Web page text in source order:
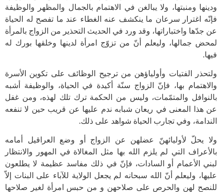
ودينها ومنبتها، ولا يبالغن في الاهتمام بالجمال والمظهر والوظيفة
فإنّه اغترار سرعان ما ينكشف عنه الغطاء عند ما تفصح له الحياة
عن جدّها واختباراتها، وقد ورد في الحديث التحذير من الزواج بالمرأة
لمحض جمالها، وليعلم أنّ من تزوّج امرأة لدينها وخلقها بورك له
فيها.
ولتحذر الفتيات وأولياؤهن من ترجيح الوظائف على تكوين الأسرة
والاهتمام بها، فإنّ الزواج سنّة أكيدة في الحياة، والوظيفة أشبه
بالنوافل والمتمّمات، وليس من الحكمة ترك تلك لهذه، ومن غفل
عن هذا المعنى في ريعان شبابه ندم عليها عن قريب حين لا تنفعه
الندامة، وفي تجارب الحياة شواهد على ذلك.
ولا يحلّ لأوليائهنّ عضلهن عن الزواج أو وضع العراقيل أمامه
بالأعراف التي لم يلزم الله بها مثل المغالاة في المهور والانتظار
لبني الأعمام أو السادات، فإنّ في ذلك مفاسد عظيمة لا يطلعون
عليها، وليعلم أنّ الله سبحانه لم يجعل الولاية للآباء على البنات إلاّ
للنصح لهن والحرص على صلاحهن و من حبس امرأة لغير صلاحها